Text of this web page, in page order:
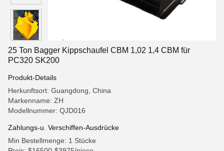
25 Ton Bagger Kippschaufel CBM 1,02 1,4 CBM für
PC320 SK200
Produkt-Details
Herkunftsort: Guangdong, China
Markenname: ZH
Modellnummer: QJD016
Zahlungs-u. Verschiffen-Ausdrücke
Min Bestellmenge: 1 Stücke